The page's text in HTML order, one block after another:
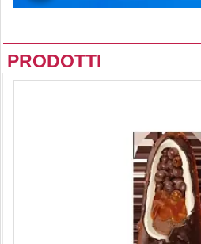
PRODOTTI